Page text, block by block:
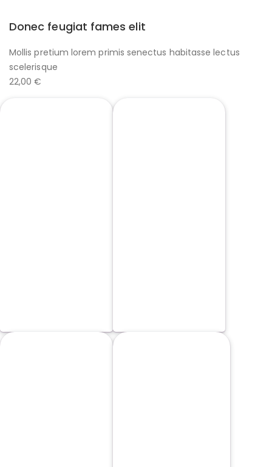
Donec feugiat fames elit
Mollis pretium lorem primis senectus habitasse lectus
scelerisque
22,00 €